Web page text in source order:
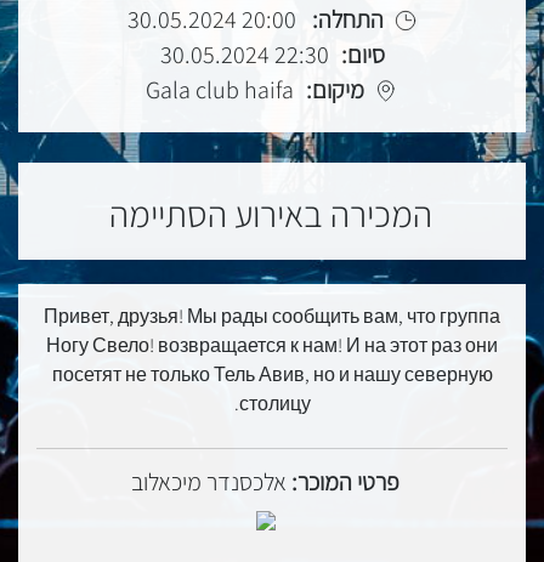
התחלה: 20:00 30.05.2024
סיום: 22:30 30.05.2024
מיקום: Gala club haifa
המכירה באירוע הסתיימה
Привет, друзья! Мы рады сообщить вам, что группа
Ногу Свело! возвращается к нам! И на этот раз они
посетят не только Тель Авив, но и нашу северную
столицу.
פרטי המוכר: אלכסנדר מיכאלוב